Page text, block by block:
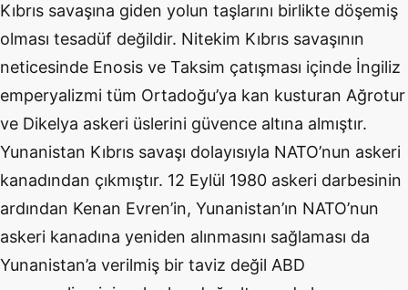
Kıbrıs savaşına giden yolun taşlarını birlikte döşemiş
olması tesadüf değildir. Nitekim Kıbrıs savaşının
neticesinde Enosis ve Taksim çatışması içinde İngiliz
emperyalizmi tüm Ortadoğu’ya kan kusturan Ağrotur
ve Dikelya askeri üslerini güvence altına almıştır.
Yunanistan Kıbrıs savaşı dolayısıyla NATO’nun askeri
kanadından çıkmıştır. 12 Eylül 1980 askeri darbesinin
ardından Kenan Evren’in, Yunanistan’ın NATO’nun
askeri kanadına yeniden alınmasını sağlaması da
Yunanistan’a verilmiş bir taviz değil ABD